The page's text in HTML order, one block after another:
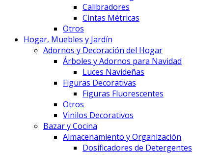
Calibradores
Cintas Métricas
Otros
Hogar, Muebles y Jardín
Adornos y Decoración del Hogar
Árboles y Adornos para Navidad
Luces Navideñas
Figuras Decorativas
Figuras Fluorescentes
Otros
Vinilos Decorativos
Bazar y Cocina
Almacenamiento y Organización
Dosificadores de Detergentes